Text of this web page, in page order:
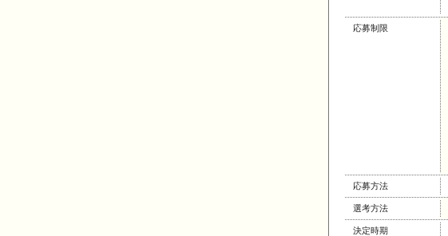
応募制限
応募方法
選考方法
決定時期